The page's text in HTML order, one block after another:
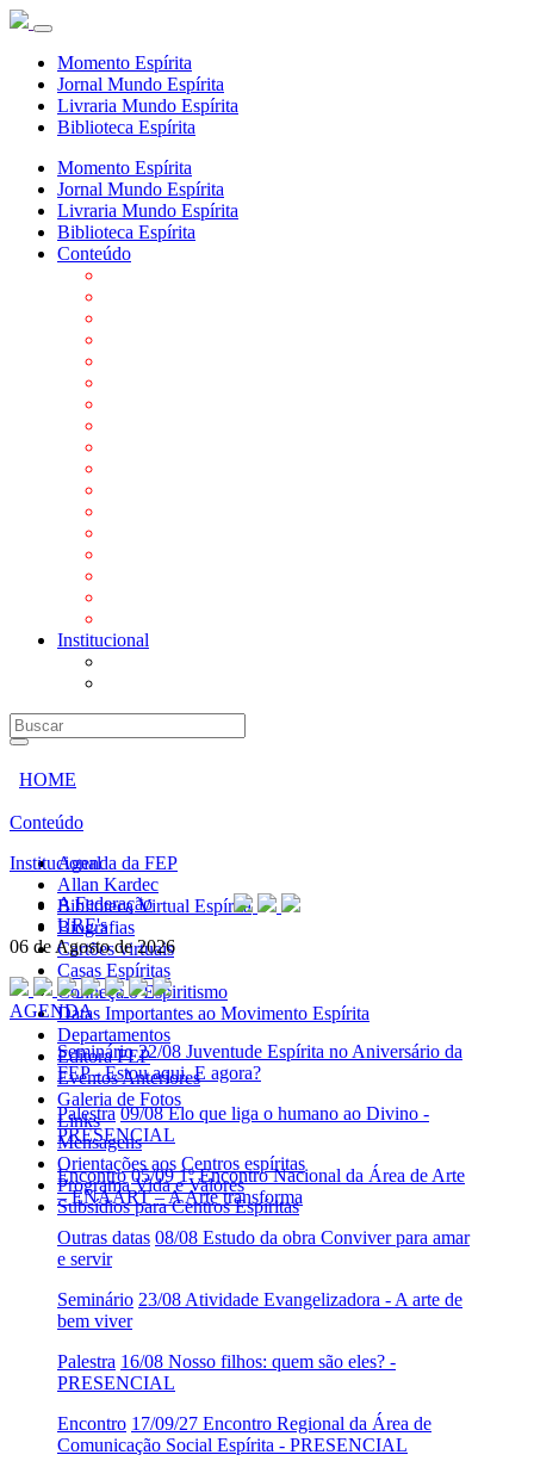
Momento Espírita
Jornal Mundo Espírita
Livraria Mundo Espírita
Biblioteca Espírita
Momento Espírita
Jornal Mundo Espírita
Livraria Mundo Espírita
Biblioteca Espírita
Conteúdo
Institucional
HOME
Conteúdo
Agenda da FEP
Allan Kardec
Biblioteca Virtual Espírita
Biografias
Cartões virtuais
Casas Espíritas
Conheça o Espiritismo
Datas Importantes ao Movimento Espírita
Departamentos
Editora FEP
Eventos Anteriores
Galeria de Fotos
Links
Mensagens
Orientações aos Centros espíritas
Programa Vida e Valores
Subsídios para Centros Espíritas
Institucional
A Federação
URE's
06 de Agosto de 2026
AGENDA
Seminário 22/08 Juventude Espírita no Aniversário da
FEP - Estou aqui. E agora?
Palestra 09/08 Elo que liga o humano ao Divino -
PRESENCIAL
Encontro 05/09 1º Encontro Nacional da Área de Arte
– ENAART – A Arte transforma
Outras datas 08/08 Estudo da obra Conviver para amar
e servir
Seminário 23/08 Atividade Evangelizadora - A arte de
bem viver
Palestra 16/08 Nosso filhos: quem são eles? -
PRESENCIAL
Encontro 17/09/27 Encontro Regional da Área de
Comunicação Social Espírita - PRESENCIAL